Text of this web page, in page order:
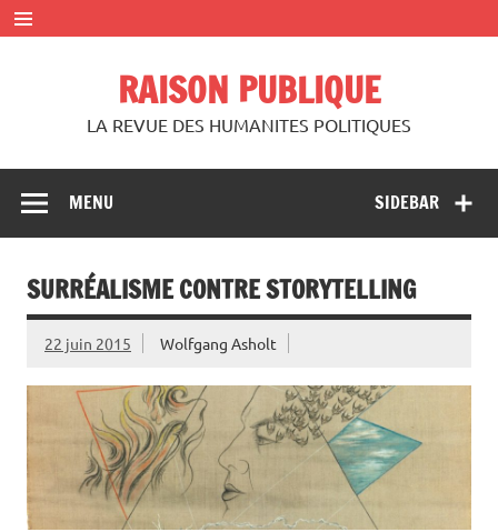
Skip
to
content
RAISON PUBLIQUE
LA REVUE DES HUMANITES POLITIQUES
SIDEBAR
MENU
SURRÉALISME CONTRE STORYTELLING
22 juin 2015 Wolfgang Asholt